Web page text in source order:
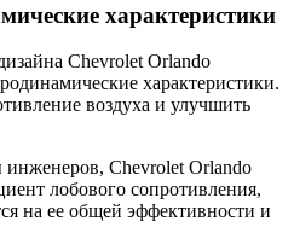
характеристики
Chevrolet Orlando
характеристики.
воздуха и улучшить
инженеров, Chevrolet Orlando
лобового сопротивления,
на ее общей эффективности и